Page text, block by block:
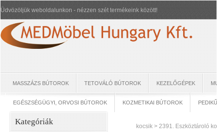
Üdvözöljük weboldalunkon - nézzen szét termékeink között!
MASSZÁZS BÚTOROK TETOVÁLÓ BÚTOROK KEZELŐGÉPEK
EGÉSZSÉGÜGYI, ORVOSI BÚTOROK KOZMETIKAI BÚTOROK
Kategóriák kocsik > 2391. Eszköztároló